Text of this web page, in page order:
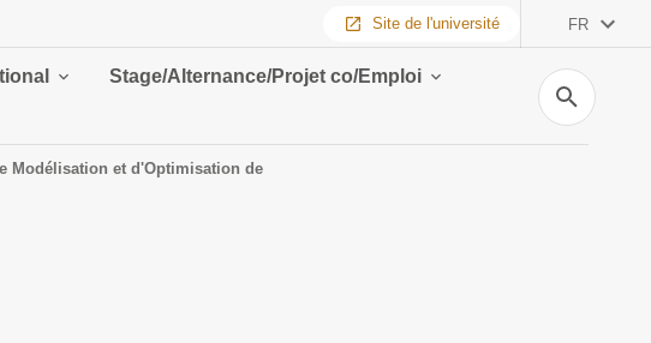
Site de l'université FR
Stage/Alternance/Projet co/Emploi
Recherche
Modélisation et d'Optimisation de